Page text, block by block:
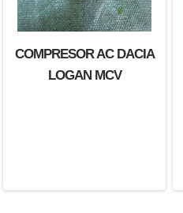
COMPRESOR AC DACIA
LOGAN MCV